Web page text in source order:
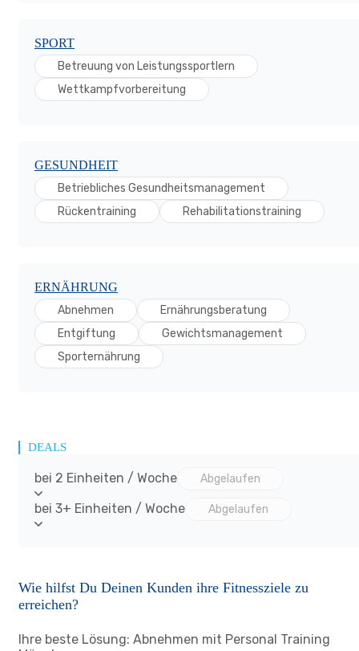
SPORT
Betreuung von Leistungssportlern
Wettkampfvorbereitung
GESUNDHEIT
Betriebliches Gesundheitsmanagement
Rückentraining
Rehabilitationstraining
ERNÄHRUNG
Abnehmen
Ernährungsberatung
Entgiftung
Gewichtsmanagement
Sporternährung
DEALS
bei 2 Einheiten / Woche Abgelaufen
bei 3+ Einheiten / Woche Abgelaufen
Wie hilfst Du Deinen Kunden ihre Fitnessziele zu
erreichen?
Ihre beste Lösung: Abnehmen mit Personal Training